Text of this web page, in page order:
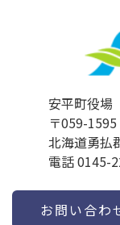
安平町役場
〒059-1595
北海道勇払
電話 0145-
お問い合わ